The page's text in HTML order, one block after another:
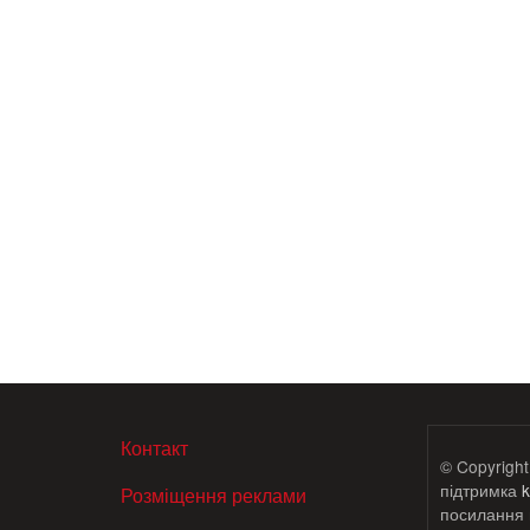
МЕНЮ В ПОДВАЛЕ
Контакт
Розміщення реклами
© Copyright
підтримка
посилання